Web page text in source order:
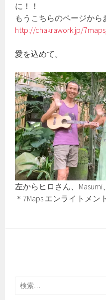
に！！
もうこちらのページから
http://chakrawork.jp/
愛を込めて。
左からヒロさん、Masumi
＊7Maps エンライトメン
検